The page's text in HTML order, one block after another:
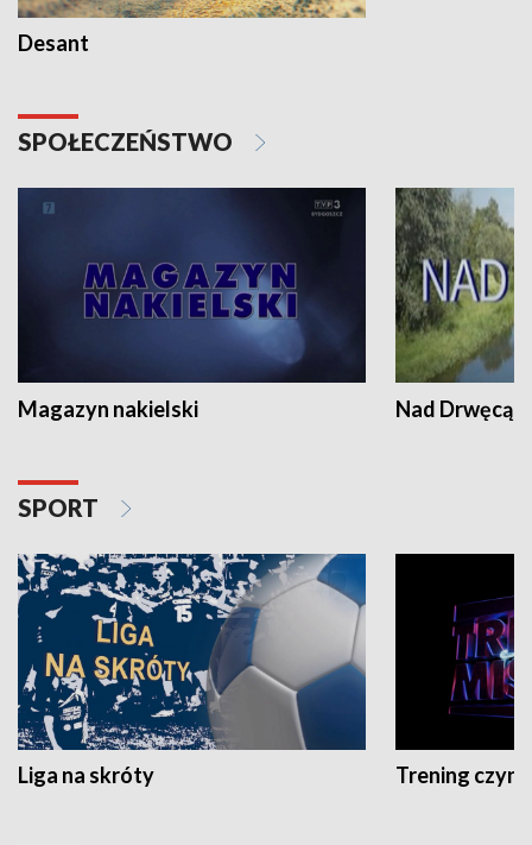
Desant
SPOŁECZEŃSTWO
Magazyn nakielski Nad Drwęcą
SPORT
Liga na skróty Trening czyni